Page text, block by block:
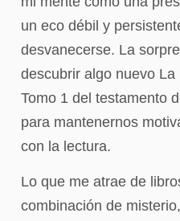
un eco débil y
desvanecerse. La
descubrir algo nuevo
Tomo 1 del testamento
para mantenernos
con la lectura.
Lo que me atrae de
combinación de